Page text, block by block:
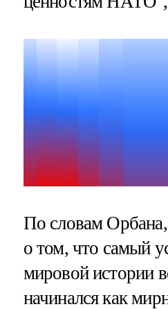
По словам
о том, что самый
мировой истории
начинался как